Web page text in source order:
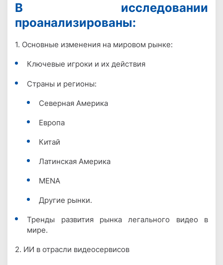
В исследовании
проанализированы:
1. Основные изменения на мировом рынке:
Ключевые игроки и их действия
Страны и регионы:
Северная Америка
Европа
Китай
Латинская Америка
MENA
Другие рынки.
Тренды развития рынка легального видео в
мире.
2. ИИ в отрасли видеосервисов